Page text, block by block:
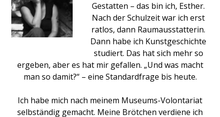
Gestatten – das bin ich, Esther.
Nach der Schulzeit war ich erst
ratlos, dann Raumausstatterin.
Dann habe ich Kunstgeschichte
studiert. Das hat sich mehr so
ergeben, aber es hat mir gefallen. „Und was macht
man so damit?“ – eine Standardfrage bis heute.
Ich habe mich nach meinem Museums-Volontariat
selbständig gemacht. Meine Brötchen verdiene ich